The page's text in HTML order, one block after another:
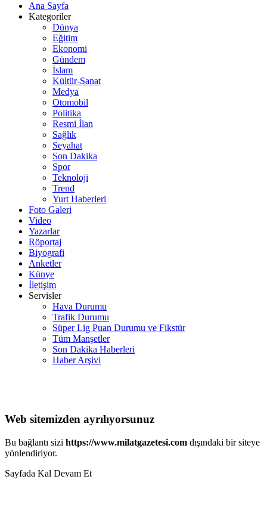
Ana Sayfa
Kategoriler
Dünya
Eğitim
Ekonomi
Gündem
İslam
Kültür-Sanat
Medya
Otomobil
Politika
Resmi İlan
Sağlık
Seyahat
Son Dakika
Spor
Teknoloji
Trend
Yurt Haberleri
Foto Galeri
Video
Yazarlar
Röportaj
Biyografi
Anketler
Künye
İletişim
Servisler
Hava Durumu
Trafik Durumu
Süper Lig Puan Durumu ve Fikstür
Tüm Manşetler
Son Dakika Haberleri
Haber Arşivi
Web sitemizden ayrılıyorsunuz
Bu bağlantı sizi https://www.milatgazetesi.com dışındaki bir siteye
yönlendiriyor.
Sayfada Kal Devam Et